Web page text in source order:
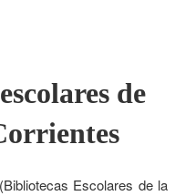
de
Escolares de la